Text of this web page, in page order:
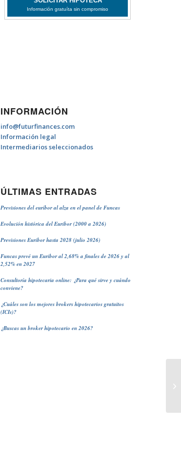
INFORMACIÓN
info@futurfinances.com
Información legal
Intermediarios seleccionados
ÚLTIMAS ENTRADAS
Previsiones del euríbor al alza en el panel de Funcas
Evolución histórica del Euribor (2000 a 2026)
Previsiones Euribor hasta 2028 (julio 2026)
Funcas prevé un Euribor al 2,68% a finales de 2026 y al
2,52% en 2027
Consultoría hipotecaria online: ¿Para qué sirve y cuándo
conviene?
¿Cuáles son los mejores brokers hipotecarios gratuitos
(ICIs)?
¿Buscas un broker hipotecario en 2026?